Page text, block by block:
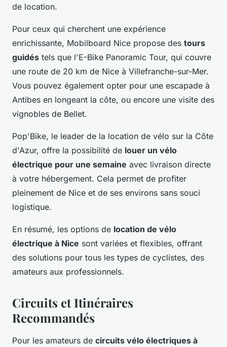
de location.
Pour ceux qui cherchent une expérience
enrichissante, Mobilboard Nice propose des tours
guidés tels que l'E-Bike Panoramic Tour, qui couvre
une route de 20 km de Nice à Villefranche-sur-Mer.
Vous pouvez également opter pour une escapade à
Antibes en longeant la côte, ou encore une visite des
vignobles de Bellet.
Pop'Bike, le leader de la location de vélo sur la Côte
d'Azur, offre la possibilité de louer un vélo
électrique pour une semaine avec livraison directe
à votre hébergement. Cela permet de profiter
pleinement de Nice et de ses environs sans souci
logistique.
En résumé, les options de location de vélo
électrique à Nice sont variées et flexibles, offrant
des solutions pour tous les types de cyclistes, des
amateurs aux professionnels.
Circuits et Itinéraires
Recommandés
Pour les amateurs de circuits vélo électriques à